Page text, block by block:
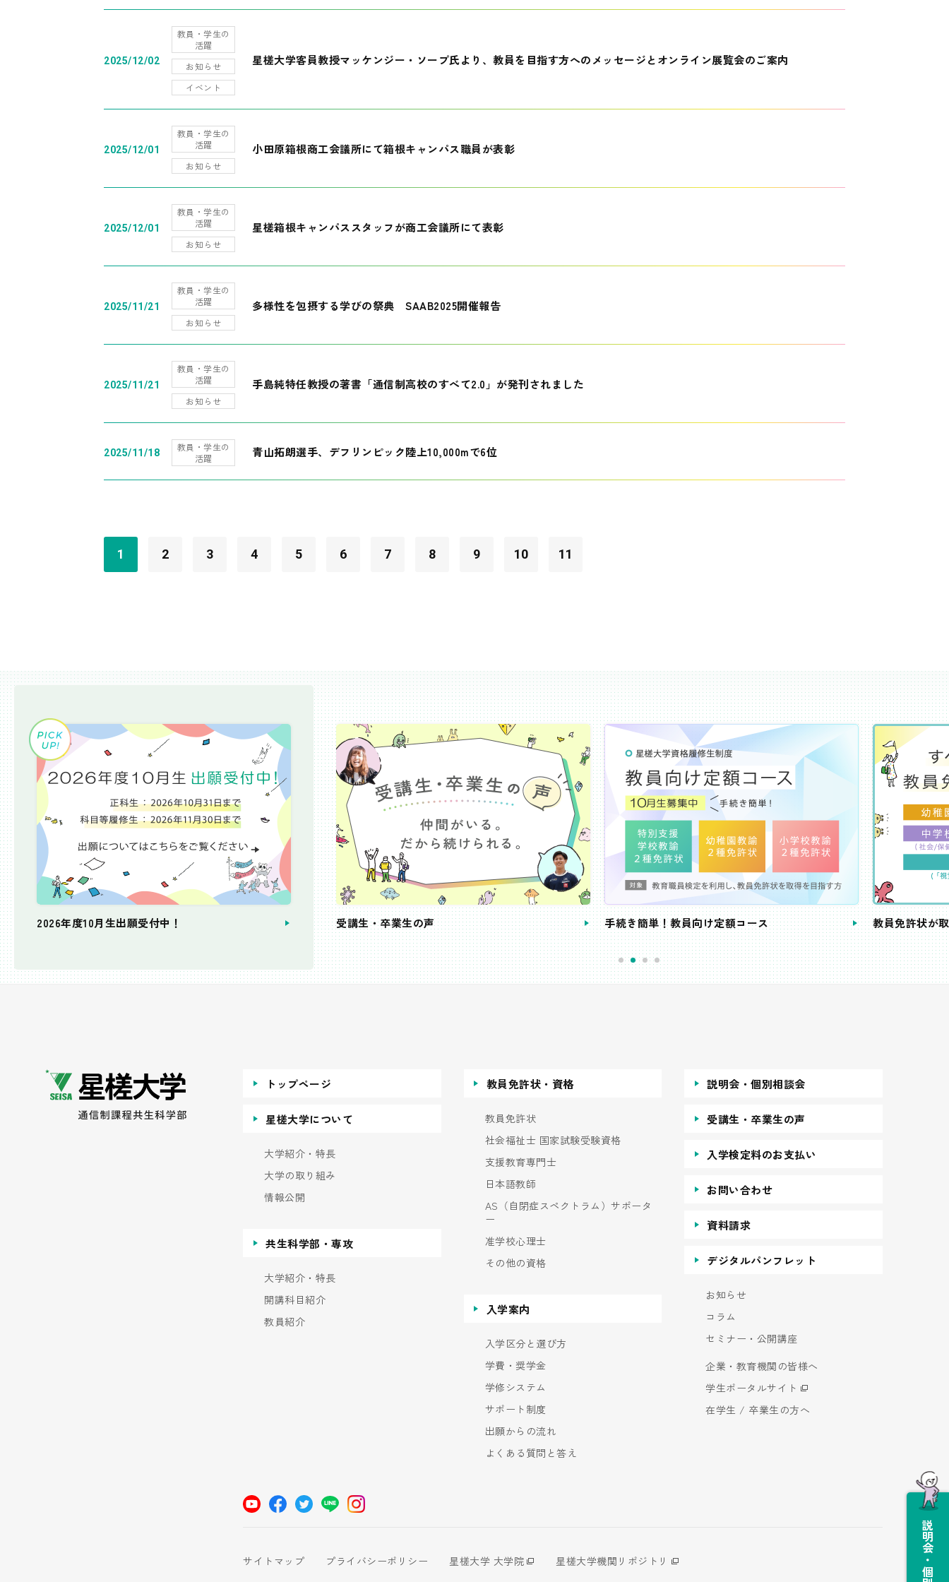
2025/12/02
教員・学生の
活躍
お知らせ
イベント
星槎大学客員教授マッケンジー・ソープ氏より、教員を目指す方へのメッセージとオンライン展覧会のご案内
2025/12/01
教員・学生の
活躍
お知らせ
小田原箱根商工会議所にて箱根キャンパス職員が表彰
2025/12/01
教員・学生の
活躍
お知らせ
星槎箱根キャンパススタッフが商工会議所にて表彰
2025/11/21
教員・学生の
活躍
お知らせ
多様性を包摂する学びの祭典 SAAB2025開催報告
2025/11/21
教員・学生の
活躍
お知らせ
手島純特任教授の著書「通信制高校のすべて2.0」が発刊されました
2025/11/18
教員・学生の
活躍
青山拓朗選手、デフリンピック陸上10,000mで6位
1 2 3 4 5 6 7 8 9 10 11
2026年度10月生出願受付中！
個別相談会 受講生・卒業生の声 手続き簡単！教員向け定額コース 教員免許状が
トップページ
星槎大学について
大学紹介・特長
大学の取り組み
情報公開
共生科学部・専攻
大学紹介・特長
開講科目紹介
教員紹介
教員免許状・資格
教員免許状
社会福祉士 国家試験受験資格
支援教育専門士
日本語教師
AS（自閉症スペクトラム）サポータ
ー
准学校心理士
その他の資格
入学案内
入学区分と選び方
学費・奨学金
学修システム
サポート制度
出願からの流れ
よくある質問と答え
説明会・個別相談会
受講生・卒業生の声
入学検定料のお支払い
お問い合わせ
資料請求
デジタルパンフレット
お知らせ
コラム
セミナー・公開講座
企業・教育機関の皆様へ
学生ポータルサイト
在学生 / 卒業生の方へ
サイトマップ プライバシーポリシー 星槎大学 大学院
星槎大学機関リポジトリ